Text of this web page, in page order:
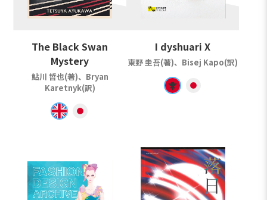
The Black Swan
Mystery
鮎川 哲也(著)、Bryan
Karetnyk(訳)
I dyshuari X
東野 圭吾(著)、Bisej Kapo(訳)